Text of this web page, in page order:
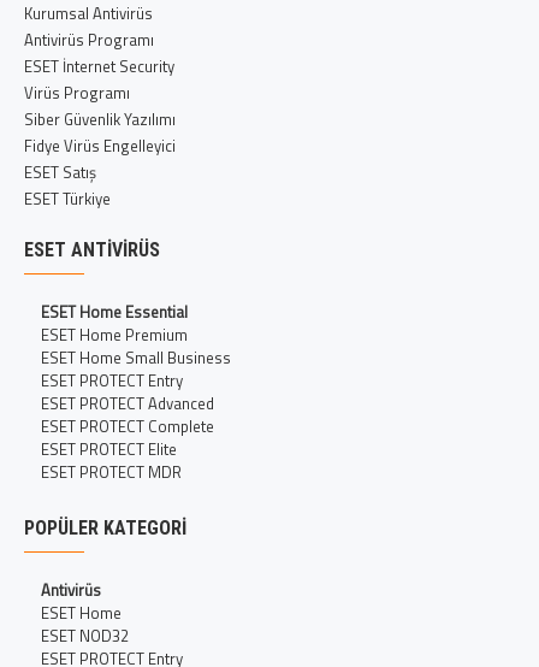
Kurumsal Antivirüs
Antivirüs Programı
ESET İnternet Security
Virüs Programı
Siber Güvenlik Yazılımı
Fidye Virüs Engelleyici
ESET Satış
ESET Türkiye
ESET ANTIVIRÜS
ESET Home Essential
ESET Home Premium
ESET Home Small Business
ESET PROTECT Entry
ESET PROTECT Advanced
ESET PROTECT Complete
ESET PROTECT Elite
ESET PROTECT MDR
POPÜLER KATEGORI
Antivirüs
ESET Home
ESET NOD32
ESET PROTECT Entry